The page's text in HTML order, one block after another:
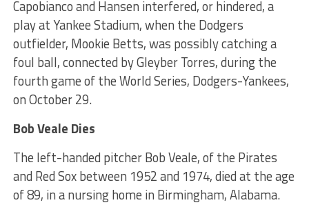
Capobianco and Hansen interfered, or hindered, a
play at Yankee Stadium, when the Dodgers
outfielder, Mookie Betts, was possibly catching a
foul ball, connected by Gleyber Torres, during the
fourth game of the World Series, Dodgers-Yankees,
on October 29.
Bob Veale Dies
The left-handed pitcher Bob Veale, of the Pirates
and Red Sox between 1952 and 1974, died at the age
of 89, in a nursing home in Birmingham, Alabama.